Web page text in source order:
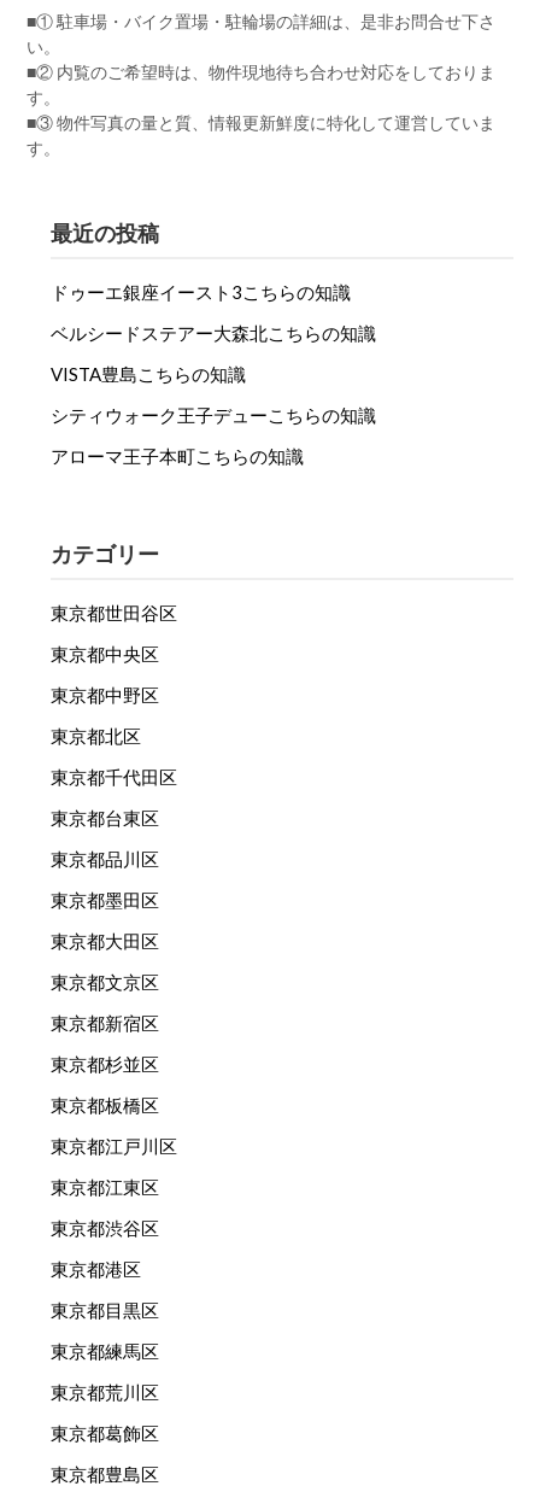
■① 駐車場・バイク置場・駐輪場の詳細は、是非お問合せ下さ
い。
■② 内覧のご希望時は、物件現地待ち合わせ対応をしておりま
す。
■③ 物件写真の量と質、情報更新鮮度に特化して運営していま
す。
最近の投稿
ドゥーエ銀座イースト3こちらの知識
ベルシードステアー大森北こちらの知識
VISTA豊島こちらの知識
シティウォーク王子デューこちらの知識
アローマ王子本町こちらの知識
カテゴリー
東京都世田谷区
東京都中央区
東京都中野区
東京都北区
東京都千代田区
東京都台東区
東京都品川区
東京都墨田区
東京都大田区
東京都文京区
東京都新宿区
東京都杉並区
東京都板橋区
東京都江戸川区
東京都江東区
東京都渋谷区
東京都港区
東京都目黒区
東京都練馬区
東京都荒川区
東京都葛飾区
東京都豊島区